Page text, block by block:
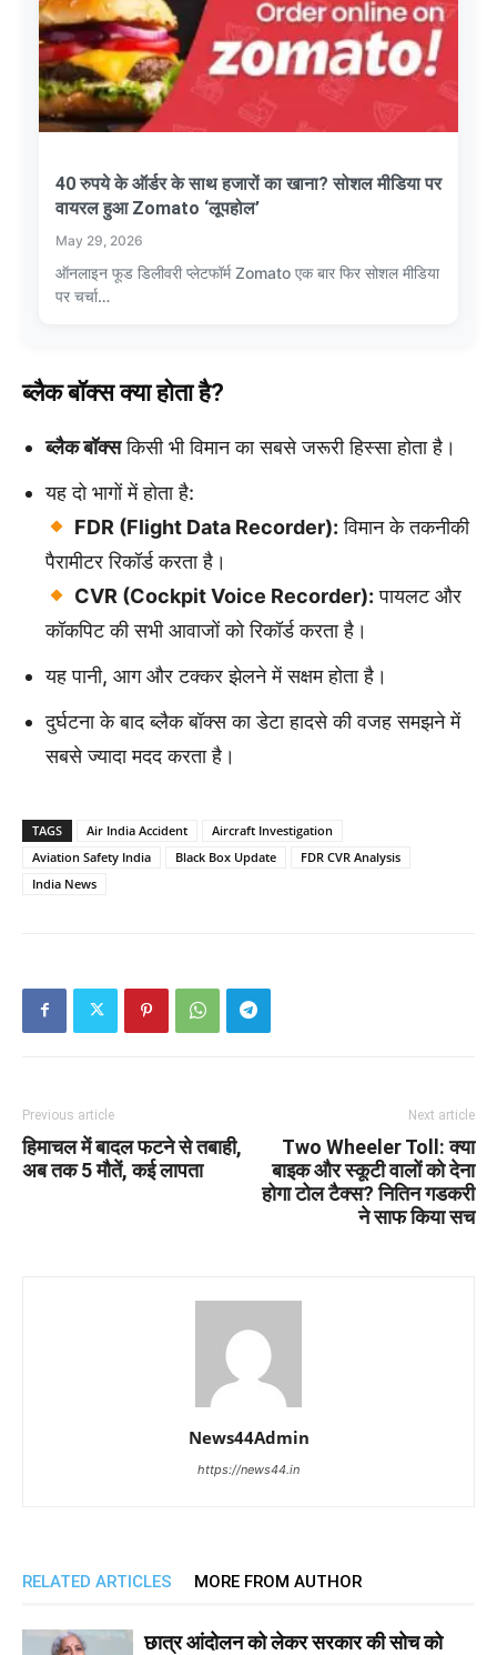
40 रुपये के ऑर्डर के साथ हजारों का खाना? सोशल मीडिया पर
वायरल हुआ Zomato ‘लूपहोल’
May 29, 2026
ऑनलाइन फूड डिलीवरी प्लेटफॉर्म Zomato एक बार फिर सोशल मीडिया
पर चर्चा…
ब्लैक बॉक्स क्या होता है?
ब्लैक बॉक्सकिसी भी विमान का सबसे जरूरी हिस्सा होता है।
यह दो भागों में होता है:
FDR (Flight Data Recorder): विमान के तकनीकी
पैरामीटर रिकॉर्ड करता है।
CVR (Cockpit Voice Recorder): पायलट और
कॉकपिट की सभी आवाजों को रिकॉर्ड करता है।
यह पानी, आग और टक्कर झेलने में सक्षम होता है।
दुर्घटना के बाद ब्लैक बॉक्स का डेटा हादसे की वजह समझने में
सबसे ज्यादा मदद करता है।
TAGS Air India Accident
Aircraft Investigation
Aviation Safety India
Black Box Update
FDR CVR Analysis
India News
Previous article
हिमाचल में बादल फटने से तबाही,
अब तक 5 मौतें, कई लापता
Next article
Two Wheeler Toll: क्या
बाइक और स्कूटी वालों को देना
होगा टोल टैक्स? नितिन गडकरी
ने साफ किया सच
News44Admin
https://news44.in
RELATED ARTICLES MORE FROM AUTHOR
छात्र आंदोलन को लेकर सरकार की सोच को